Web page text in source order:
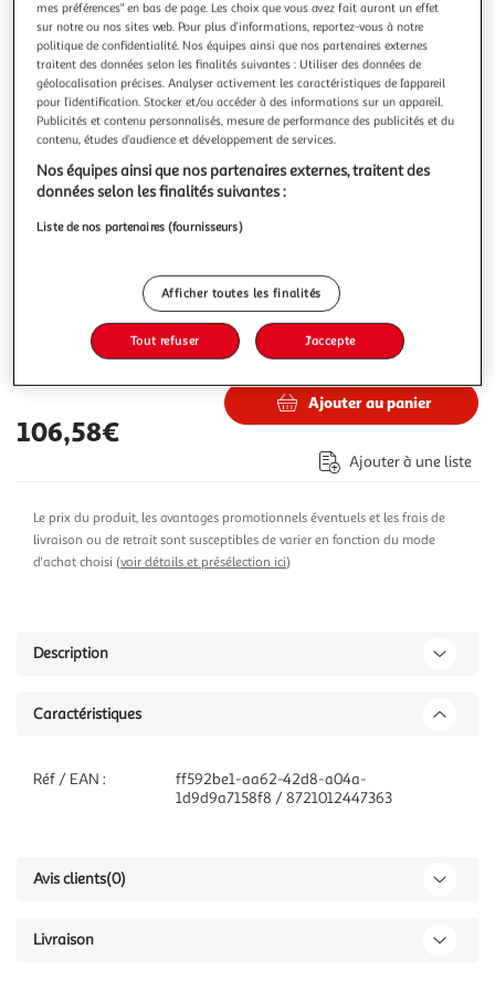
impermeable
Cette tente de camping a l'aspect moderne vous protege
des intemperies et vous offre un espace confortable pour
vos aventures en tout lieu. Conception impermeable a l'eau
tout autour : cette tente de camping, fabriquee en
polyester avec un revetement PU, est impermeable et
resistante au vent. Les c
En savoir +
Vendu parMultishop
Livraison dès 5/6 jours
Plus d'options
Vendu par Multishop
Livraison dès 1/2 semaines
Livraison offerte
Plus d'options
Vendu parASD 130,55€
106,58€
Ajouter au panier
Ajouter à une liste
Le prix du produit, les avantages promotionnels éventuels et les frais de
livraison ou de retrait sont susceptibles de varier en fonction du mode
d'achat choisi (voir détails et présélection ici)
Description
Caractéristiques
Réf / EAN :
ff592be1-aa62-42d8-a04a-
1d9d9a7158f8 / 8721012447363
Avis clients(0)
Livraison
mes préférences" en bas de page. Les choix que vous avez fait auront un effet
sur notre ou nos sites web. Pour plus d’informations, reportez-vous à notre
politique de confidentialité. Nos équipes ainsi que nos partenaires externes
traitent des données selon les finalités suivantes : Utiliser des données de
géolocalisation précises. Analyser activement les caractéristiques de l’appareil
pour l’identification. Stocker et/ou accéder à des informations sur un appareil.
Publicités et contenu personnalisés, mesure de performance des publicités et du
contenu, études d’audience et développement de services.
Nos équipes ainsi que nos partenaires externes, traitent des
données selon les finalités suivantes :
Liste de nos partenaires (fournisseurs)
Afficher toutes les finalités
Tout refuser J'accepte